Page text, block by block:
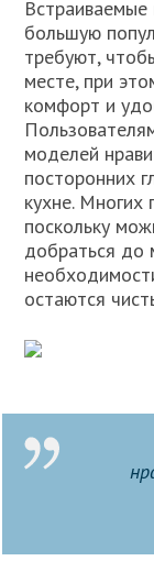
большую
требуют,
месте, при
комфорт и
моделей
посторонних
кухне.
поскольку
добраться до
остаются